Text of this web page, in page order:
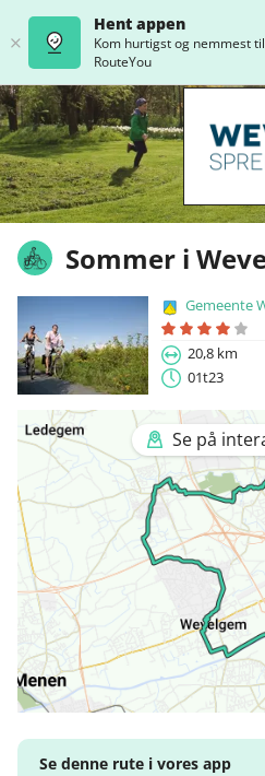
Hent appen
Kom hurtigst og nemmest til
RouteYou
Sommer i
Gemeente
20,8 km
01t23
Se på
Se denne rute i vores app